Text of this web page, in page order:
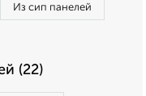
Из сип панелей
(22)